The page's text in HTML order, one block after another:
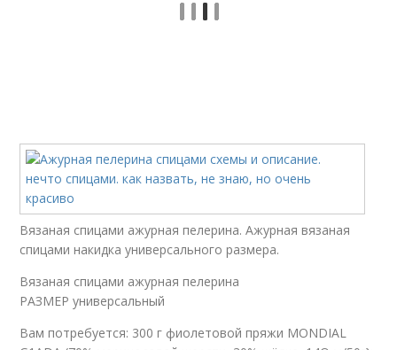
Вязаная спицами ажурная пелерина. Ажурная вязаная
спицами накидка универсального размера.
Вязаная спицами ажурная пелерина
РАЗМЕР универсальный
Вам потребуется: 300 г фиолетовой пряжи MONDIAL